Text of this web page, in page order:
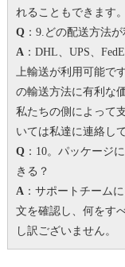
れることもできます。
Q：9.どの配送方法
A：DHL、UPS、
上輸送が利用可能で
の輸送方法に有利な
私たちの側によって
いては私達に連絡し
Q：10。パッケージ
きる？
A：サポートチーム
文を確認し、何をす
し訳ございません。